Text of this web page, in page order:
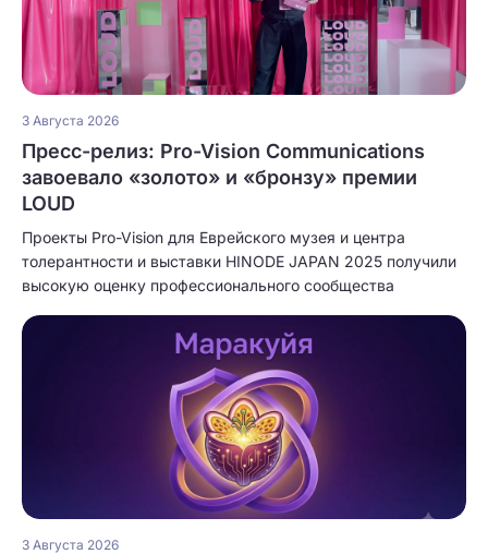
3 Августа 2026
Пресс-релиз: Pro-Vision Communications
завоевало «золото» и «бронзу» премии
LOUD
Проекты Pro-Vision для Еврейского музея и центра
толерантности и выставки HINODE JAPAN 2025 получили
высокую оценку профессионального сообщества
3 Августа 2026